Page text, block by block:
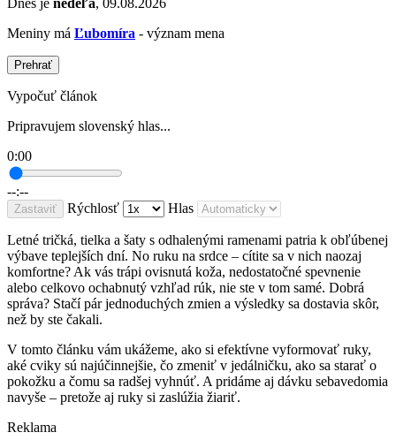
Dnes je nedeľa, 09.08.2026
Meniny má Ľubomíra - význam mena
Prehrať
Vypočuť článok
Pripravujem slovenský hlas...
0:00
--:--
Zastaviť Rýchlosť Hlas
Letné tričká, tielka a šaty s odhalenými ramenami patria k obľúbenej
výbave teplejších dní. No ruku na srdce – cítite sa v nich naozaj
komfortne? Ak vás trápi ovisnutá koža, nedostatočné spevnenie
alebo celkovo ochabnutý vzhľad rúk, nie ste v tom samé. Dobrá
správa? Stačí pár jednoduchých zmien a výsledky sa dostavia skôr,
než by ste čakali.
V tomto článku vám ukážeme, ako si efektívne vyformovať ruky,
aké cviky sú najúčinnejšie, čo zmeniť v jedálničku, ako sa starať o
pokožku a čomu sa radšej vyhnúť. A pridáme aj dávku sebavedomia
navyše – pretože aj ruky si zaslúžia žiariť.
Reklama